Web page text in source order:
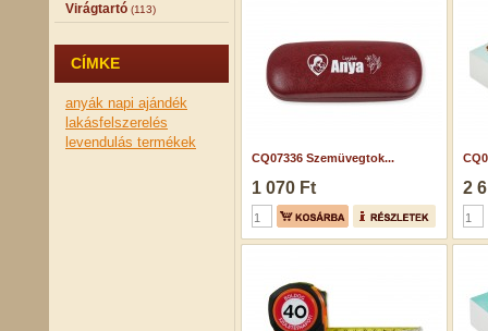
Virágtartó (113)
CÍMKE
anyák napi ajándék
lakásfelszerelés
levendulás termékek
CQ07336 Szemüvegtok...
1 070 Ft 2